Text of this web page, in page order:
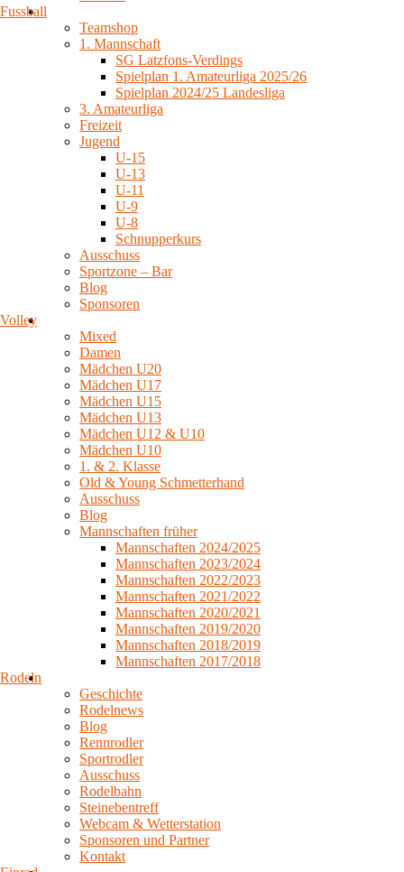
Fussball
Teamshop
1. Mannschaft
SG Latzfons-Verdings
Spielplan 1. Amateurliga 2025/26
Spielplan 2024/25 Landesliga
3. Amateurliga
Freizeit
Jugend
U-15
U-13
U-11
U-9
U-8
Schnupperkurs
Ausschuss
Sportzone – Bar
Blog
Sponsoren
Volley
Mixed
Damen
Mädchen U20
Mädchen U17
Mädchen U15
Mädchen U13
Mädchen U12 & U10
Mädchen U10
1. & 2. Klasse
Old & Young Schmetterhand
Ausschuss
Blog
Mannschaften früher
Mannschaften 2024/2025
Mannschaften 2023/2024
Mannschaften 2022/2023
Mannschaften 2021/2022
Mannschaften 2020/2021
Mannschaften 2019/2020
Mannschaften 2018/2019
Mannschaften 2017/2018
Rodeln
Geschichte
Rodelnews
Blog
Rennrodler
Sportrodler
Ausschuss
Rodelbahn
Steinebentreff
Webcam & Wetterstation
Sponsoren und Partner
Kontakt